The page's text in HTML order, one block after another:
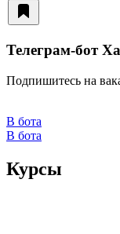
Телеграм-бот
Подпишитесь на
В бота
В бота
Курсы